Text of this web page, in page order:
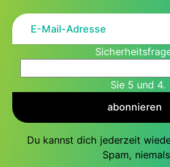
Sie 5 und 4.
abonnieren
Du kannst dich jederzeit
Spam,